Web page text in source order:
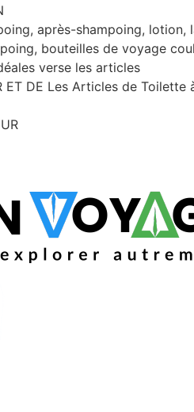
après-shampoing,
bouteilles de voyage
verse les articles
ET DE Les Articles de